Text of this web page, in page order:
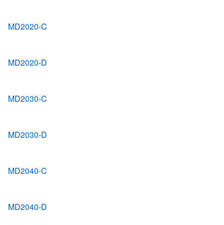
MD2020-C
MD2020-D
MD2030-C
MD2030-D
MD2040-C
MD2040-D